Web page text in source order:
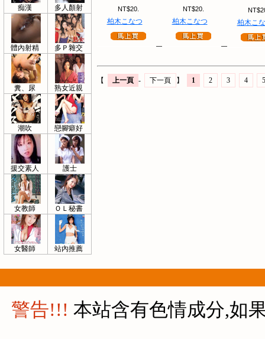
痴漢 多人顏射
體內射精 多Ｐ雜交
糞、尿 熟女近親
潮吹 戀腳癖好
援交素人 護士
女教師 ＯＬ秘書
女醫師 站內推薦
NT$20.
柏木こなつ
NT$20.
柏木こなつ 柏木こ
【 上一頁 - 下一頁 】 1 2 3 4 5
警告!!! 本站含有色情成分,如